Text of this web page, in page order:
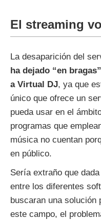
El streaming
La desaparición del
ha dejado “en
a Virtual DJ, ya que
único que ofrece un
pueda usar en el
programas que
música no cuentan
en público.
Sería extraño que
entre los diferentes
buscaran una solución
este campo, el